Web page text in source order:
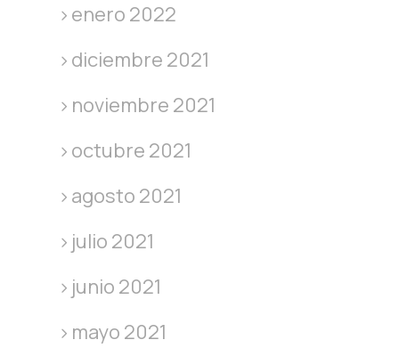
enero 2022
diciembre 2021
noviembre 2021
octubre 2021
agosto 2021
julio 2021
junio 2021
mayo 2021